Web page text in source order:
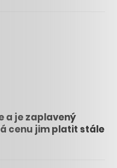
a je zaplavený
cenu jim platit stále